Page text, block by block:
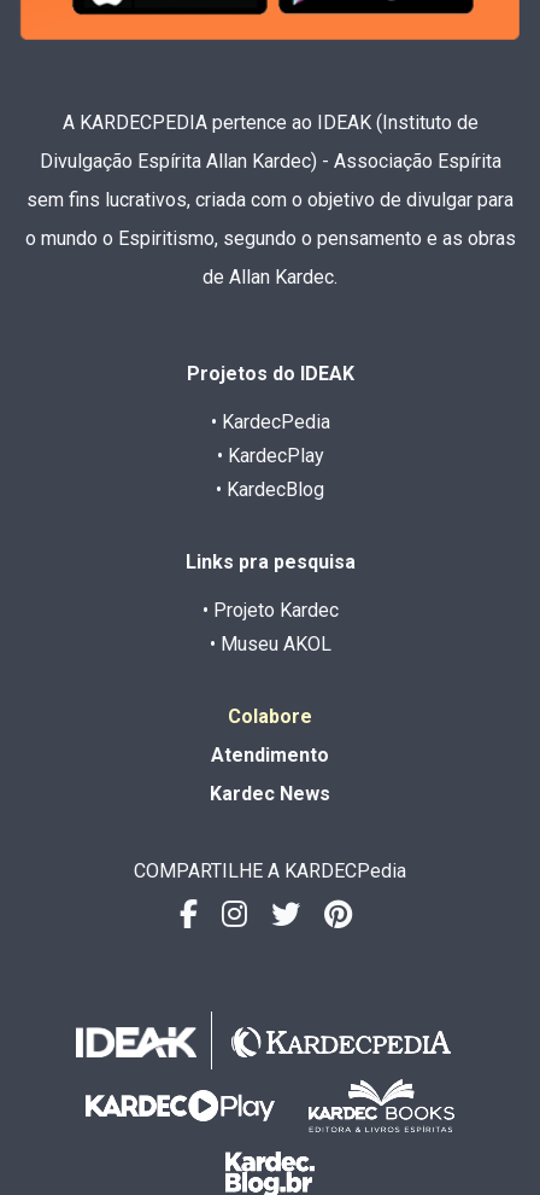
A KARDECPEDIA pertence ao IDEAK (Instituto de
Divulgação Espírita Allan Kardec) - Associação Espírita
sem fins lucrativos, criada com o objetivo de divulgar para
o mundo o Espiritismo, segundo o pensamento e as obras
de Allan Kardec.
Projetos do IDEAK
• KardecPedia
• KardecPlay
• KardecBlog
Links pra pesquisa
• Projeto Kardec
• Museu AKOL
Colabore
Atendimento
Kardec News
COMPARTILHE A KARDECPedia